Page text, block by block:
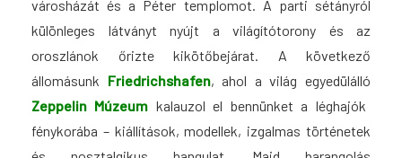
városházát és a Péter templomot. A parti sétányról
különleges látványt nyújt a világítótorony és az
oroszlánok őrizte kikötőbejárat. A következő
állomásunk Friedrichshafen, ahol a világ egyedülálló
Zeppelin Múzeum kalauzol el bennünket a léghajók
fénykorába – kiállítások, modellek, izgalmas történetek